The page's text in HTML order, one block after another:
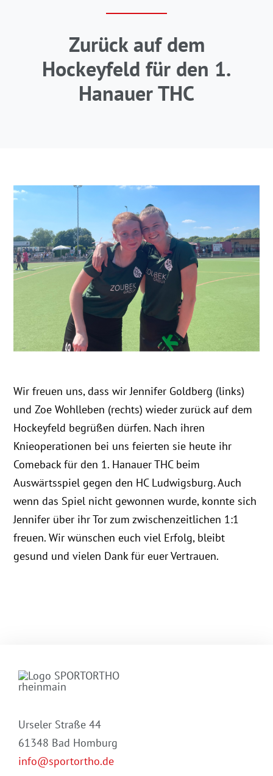
Zurück auf dem
Hockeyfeld für den 1.
Hanauer THC
Wir freuen uns, dass wir Jennifer Goldberg (links)
und Zoe Wohlleben (rechts) wieder zurück auf dem
Hockeyfeld begrüßen dürfen. Nach ihren
Knieoperationen bei uns feierten sie heute ihr
Comeback für den 1. Hanauer THC beim
Auswärtsspiel gegen den HC Ludwigsburg. Auch
wenn das Spiel nicht gewonnen wurde, konnte sich
Jennifer über ihr Tor zum zwischenzeitlichen 1:1
freuen. Wir wünschen euch viel Erfolg, bleibt
gesund und vielen Dank für euer Vertrauen.
Urseler Straße 44
61348 Bad Homburg
info@sportortho.de